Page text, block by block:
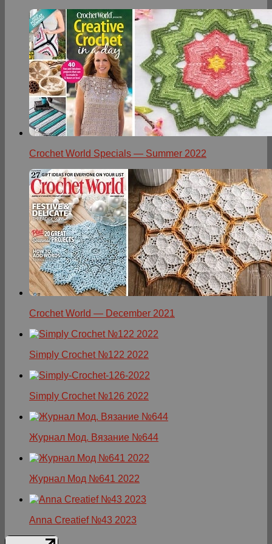
Crochet World Specials — Summer 2022
Crochet World — December 2021
Simply Crochet №122 2022
Simply Crochet №126 2022
Журнал Мод. Вязание №644
Журнал Мод №641 2022
Anna Creatief №43 2023